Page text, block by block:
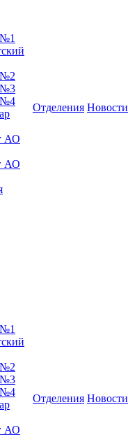
№2
№3
№4
АО
АО
Отделения Новости
№2
№3
№4
АО
Отделения Новости